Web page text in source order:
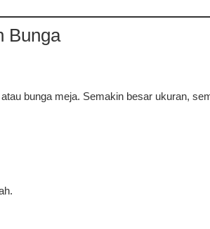
Bunga
bunga meja. Semakin besar ukuran,